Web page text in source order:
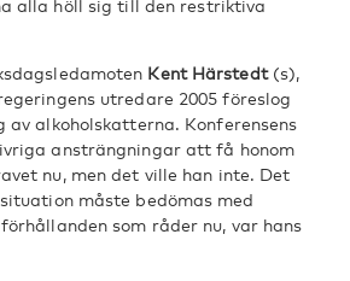
alla höll sig till den restriktiva
Kent Härstedt(s),
utredare 2005 föreslog
av alkoholskatterna. Konferensens
ansträngningar att få honom
nu, men det ville han inte. Det
måste bedömas med
som råder nu, var hans